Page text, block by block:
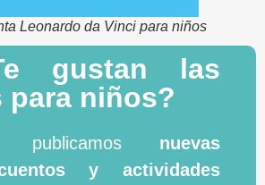
Leonardo da Vinci para niños
gustan las
para niños?
publicamos nuevas
y actividades